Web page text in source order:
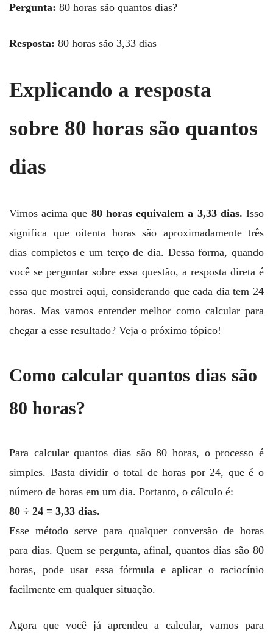
Pergunta: 80 horas são quantos dias?
Resposta: 80 horas são 3,33 dias
Explicando a resposta
sobre 80 horas são quantos
dias
Vimos acima que 80 horas equivalem a 3,33 dias. Isso
significa que oitenta horas são aproximadamente três
dias completos e um terço de dia. Dessa forma, quando
você se perguntar sobre essa questão, a resposta direta é
essa que mostrei aqui, considerando que cada dia tem 24
horas. Mas vamos entender melhor como calcular para
chegar a esse resultado? Veja o próximo tópico!
Como calcular quantos dias são
80 horas?
Para calcular quantos dias são 80 horas, o processo é
simples. Basta dividir o total de horas por 24, que é o
número de horas em um dia. Portanto, o cálculo é:
80 ÷ 24 = 3,33 dias.
Esse método serve para qualquer conversão de horas
para dias. Quem se pergunta, afinal, quantos dias são 80
horas, pode usar essa fórmula e aplicar o raciocínio
facilmente em qualquer situação.
Agora que você já aprendeu a calcular, vamos para